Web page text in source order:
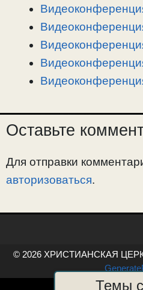
r
a
o
в
Оставьте
Для отправки
авторизоваться.
© 2026 ХРИСТИАНСКАЯ
Темы